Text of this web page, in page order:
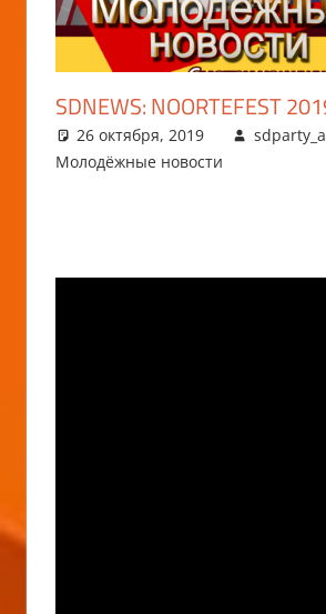
SDNEWS: NOORTEFEST
26 октября, 2019
Молодёжные новости